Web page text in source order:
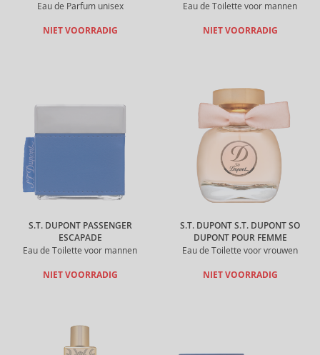
Eau de Parfum unisex
NIET VOORRADIG
Eau de Toilette voor mannen
NIET VOORRADIG
S.T. DUPONT PASSENGER
ESCAPADE
Eau de Toilette voor mannen
NIET VOORRADIG
S.T. DUPONT S.T. DUPONT SO
DUPONT POUR FEMME
Eau de Toilette voor vrouwen
NIET VOORRADIG